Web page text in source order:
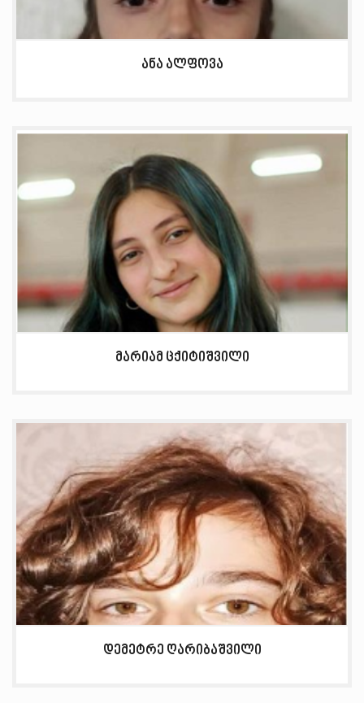
ანა ალფოვა
მარიამ ცქიტიშვილი
დემეტრე ღარიბაშვილი